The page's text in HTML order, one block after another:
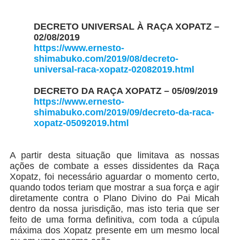
DECRETO UNIVERSAL À RAÇA XOPATZ –
02/08/2019
https://www.ernesto-
shimabuko.com/2019/08/decreto-
universal-raca-xopatz-02082019.html
DECRETO DA RAÇA XOPATZ – 05/09/2019
https://www.ernesto-
shimabuko.com/2019/09/decreto-da-raca-
xopatz-05092019.html
A partir desta situação que limitava as nossas
ações de combate a esses dissidentes da Raça
Xopatz, foi necessário aguardar o momento certo,
quando todos teriam que mostrar a sua força e agir
diretamente contra o Plano Divino do Pai Micah
dentro da nossa jurisdição, mas isto teria que ser
feito de uma forma definitiva, com toda a cúpula
máxima dos Xopatz presente em um mesmo local